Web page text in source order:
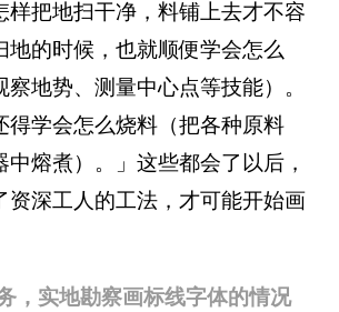
样把地扫干净，料铺上去才不容
地的时候，也就顺便学会怎么
察地势、测量中心点等技能）。
得学会怎么烧料（把各种原料
熔煮）。」这些都会了以后，
资深工人的工法，才可能开始画
，实地勘察画标线字体的情况